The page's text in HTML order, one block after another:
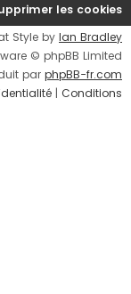
r
les cookies
Style by Ian Bradley
© phpBB Limited
par phpBB-fr.com
| Conditions